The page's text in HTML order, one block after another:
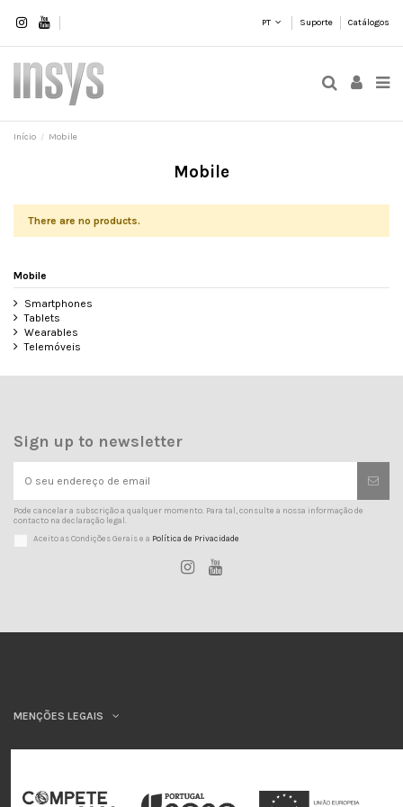
PT Suporte Catálogos
Início Mobile
Mobile
There are no products.
Mobile
Smartphones
Tablets
Wearables
Telemóveis
Sign up to newsletter
Pode cancelar a subscrição a qualquer momento. Para tal, consulte a nossa informação de
contacto na declaração legal.
Aceito as Condições Gerais e a Política de Privacidade
MENÇÕES LEGAIS
INSYS